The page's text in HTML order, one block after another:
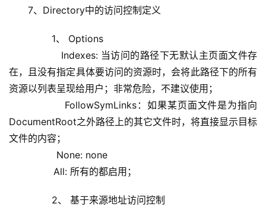
7、Directory中的访问控制定义
1、 Options
Indexes: 当访问的路径下无默认主页面文件存
在，且没有指定具体要访问的资源时，会将此路径下的所有
资源以列表呈现给用户；非常危险，不建议使用；
FollowSymLinks：如果某页面文件是为指向
DocumentRoot之外路径上的其它文件时，将直接显示目标
文件的内容；
None: none
All: 所有的都启用；
2、 基于来源地址访问控制